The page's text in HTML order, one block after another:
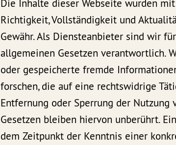
Die Inhalte dieser Webseite wurden
Richtigkeit, Vollständigkeit und
Gewähr. Als Diensteanbieter sind wir
allgemeinen Gesetzen verantwortlich.
oder gespeicherte fremde
forschen, die auf eine rechtswidrige
Entfernung oder Sperrung der
Gesetzen bleiben hiervon unberührt.
dem Zeitpunkt der Kenntnis einer